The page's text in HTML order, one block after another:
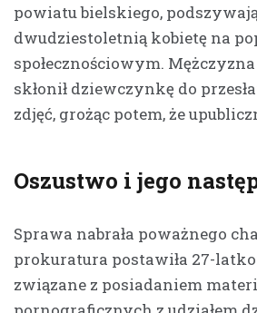
powiatu bielskiego,
dwudziestoletnią kobietę na
społecznościowym.
skłonił dziewczynkę do
zdjęć, grożąc potem, że
Oszustwo i jego
Sprawa nabrała poważnego
prokuratura postawiła 27-
związane z posiadaniem